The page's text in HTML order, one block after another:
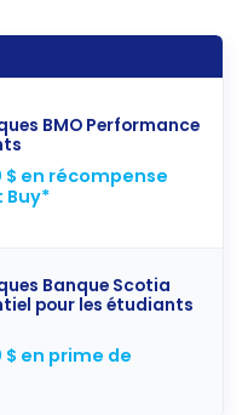
BMO Performance
$ en récompense
Buy*
Banque Scotia
pour les étudiants
$ en prime de